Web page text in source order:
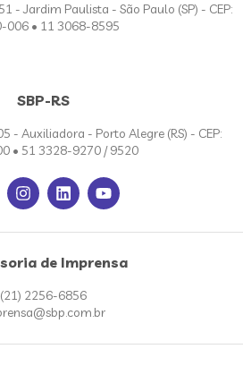
- Jardim Paulista - São Paulo (SP) - CEP:
006 • 11 3068-8595
SBP-RS
- Auxiliadora - Porto Alegre (RS) - CEP:
• 51 3328-9270 / 9520
de Imprensa
(21) 2256-6856